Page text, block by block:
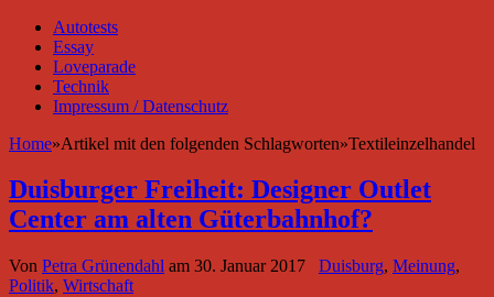
Autotests
Essay
Loveparade
Technik
Impressum / Datenschutz
Home»Artikel mit den folgenden Schlagworten»Textileinzelhandel
Duisburger Freiheit: Designer Outlet
Center am alten Güterbahnhof?
Von Petra Grünendahl am 30. Januar 2017 Duisburg, Meinung,
Politik, Wirtschaft